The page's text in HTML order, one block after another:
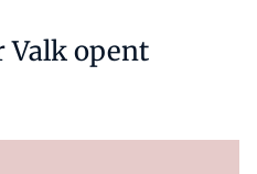
Valk opent